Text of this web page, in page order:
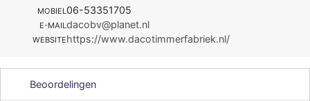
MOBIEL 06-53351705
E-MAIL dacobv@planet.nl
WEBSITEhttps://www.dacotimmerfabriek.nl/
Beoordelingen